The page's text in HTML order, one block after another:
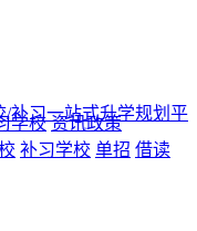
补习一站式升学规划平
学校 资讯政策
补习学校 单招 借读